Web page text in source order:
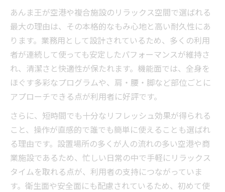
あんま王が空港や複合施設のリラックス空間で選ばれる
最大の理由は、その本格的なもみ心地と高い耐久性にあ
ります。業務用として設計されているため、多くの利用
者が連続して使っても安定したパフォーマンスが維持さ
れ、清潔さと快適性が保たれます。機能面では、全身を
ほぐす多彩なプログラムや、肩・腰・脚など部位ごとに
アプローチできる点が利用者に好評です。
さらに、短時間でも十分なリフレッシュ効果が得られる
こと、操作が直感的で誰でも簡単に使えることも選ばれ
る理由です。設置場所の多くが人の流れの多い空港や商
業施設であるため、忙しい日常の中で手軽にリラックス
タイムを取れる点が、利用者の支持につながっていま
す。衛生面や安全面にも配慮されているため、初めて使